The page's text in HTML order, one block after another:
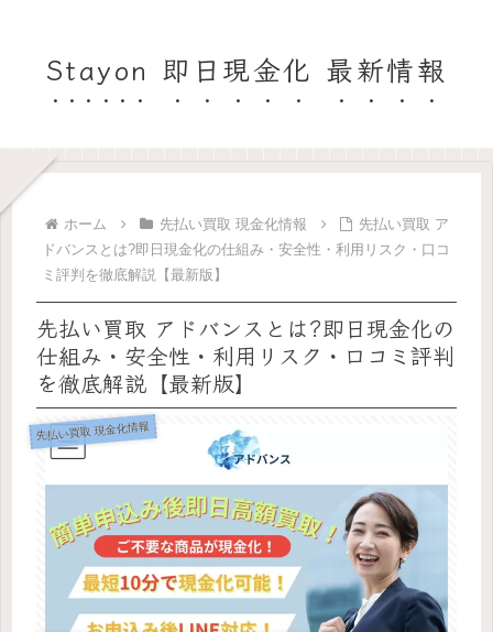
Stayon 即日現金化 最新情報
ホーム 先払い買取 現金化情報
先払い買取 ア
ドバンスとは?即日現金化の仕組み・安全性・利用リスク・口コ
ミ評判を徹底解説【最新版】
先払い買取 アドバンスとは?即日現金化の
仕組み・安全性・利用リスク・口コミ評判
を徹底解説【最新版】
先払い買取 現金化情報